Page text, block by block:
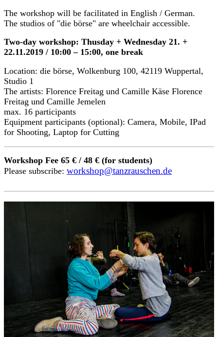
The workshop will be facilitated in English / German.
The studios of "die börse" are wheelchair accessible.
Two-day workshop: Thusday + Wednesday 21. +
22.11.2019 / 10:00 – 15:00, one break
Location: die börse, Wolkenburg 100, 42119 Wuppertal,
Studio 1
The artists: Florence Freitag und Camille Käse Florence
Freitag und Camille Jemelen
max. 16 participants
Equipment participants (optional): Camera, Mobile, IPad
for Shooting, Laptop for Cutting
Workshop Fee 65 € / 48 € (for students)
Please subscribe: workshop@tanzrauschen.de